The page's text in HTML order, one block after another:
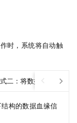
时，系统将自动触
二：将数据表注册为数
构的数据血缘信